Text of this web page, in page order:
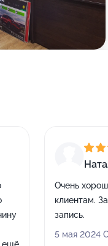
Очень
клиентам.
запись.
5 мая 2024